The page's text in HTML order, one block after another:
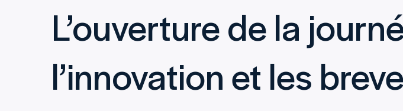
L’ouverture de la
l’innovation et les